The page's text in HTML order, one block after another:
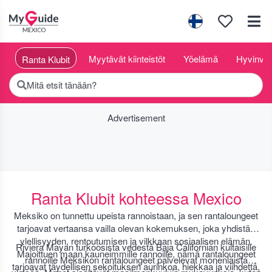
Ranta Klubit Myytävät kiinteistöt Yöelämä
Mitä etsit tänään?
Advertisement
Ranta Klubit kohteessa Mexico
Meksiko on tunnettu upeista rannoistaan, ja sen rantaloungeet
tarjoavat vertaansa vailla olevan kokemuksen, joka yhdistää
ylellisyyden, rentoutumisen ja vilkkaan sosiaalisen elämän.
Majoittuen maan kauneimmille rannoille, nämä rantaloungeet
tarjoavat täydellisen sekoituksen aurinkoa, hiekkaa ja viihdettä,
Riviera Mayan turkoosista vedestä Baja Californian kultaisille
rannoille Meksikon rantaloungeet palvelevat monenlaista